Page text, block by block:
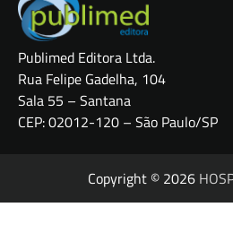
Publimed Editora Ltda.
Rua Felipe Gadelha, 104
Sala 55 – Santana
CEP: 02012-120 – São Paulo/SP
Copyright © 2026